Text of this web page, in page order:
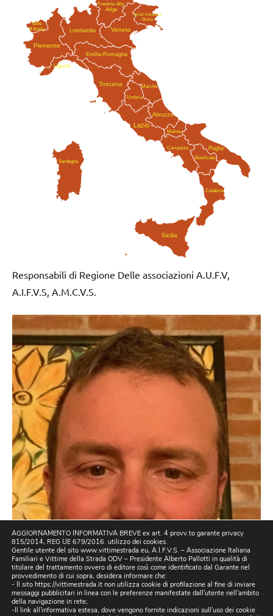
Abruzzo
Valle
d'Aosta
Puglia
Basilicata
Calabria
Campania
Emilia-Romagna
Friuli-Venezia
Giulia
Lazio
Liguria
Lombardia
Marche
Molise
Piemonte
Sardegna
Sicilia
Trentino-Alto
Adige
Toscana
Umbria
Veneto
Responsabili di Regione Delle associazioni A.U.F.V,
A.I.F.V.S, A.M.C.V.S.
AGGIORNAMENTO INFORMATIVA BREVE ex art. 4 provv.to garante privacy
815/2014, REG UE 679/2016. utilizzo dei cookies.
Gentile utente del sito www.vittimestrada.eu, A.I.F.V.S. – Associazione Italiana
Familiari e Vittime della Strada ODV – Presidente Alberto Pallotti in qualità di
titolare del trattamento ovvero di editore così come identificato dal Garante nel
provvedimento di cui sopra, desidera informare che:
- Il sito https://vittimestrada.it non utilizza cookie di profilazione al fine di inviare
messaggi pubblicitari in linea con le preferenze manifestate dall'utente nell'ambito
della navigazione in rete;
-Il link all'informativa estesa, dove vengono fornite indicazioni sull'uso dei cookie